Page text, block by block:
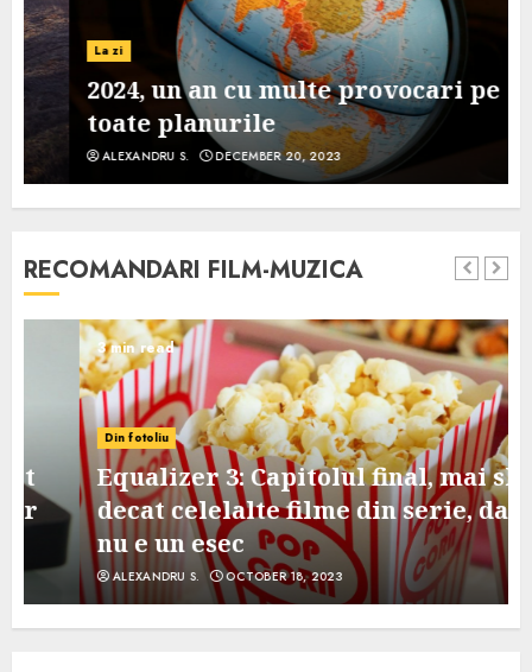
La zi
2024, un an cu multe provocari pe
toate planurile
ALEXANDRU S. DECEMBER 20, 2023
RECOMANDARI FILM-MUZICA
3 min read
Din fotoliu
Equalizer 3: Capitolul final, mai slab
decat celelalte filme din serie, dar
nu e un esec
ALEXANDRU S. OCTOBER 18, 2023